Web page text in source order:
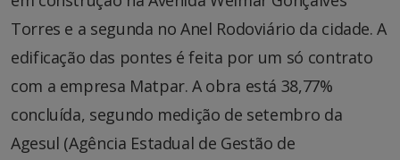
Torres e a segunda no Anel Rodoviário da cidade. A
edificação das pontes é feita por um só contrato
com a empresa Matpar. A obra está 38,77%
concluída, segundo medição de setembro da
Agesul (Agência Estadual de Gestão de